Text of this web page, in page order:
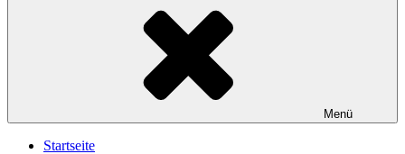
Menü
Startseite